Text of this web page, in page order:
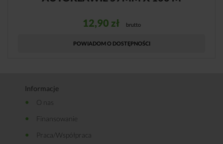
12,90 zł brutto
POWIADOM O DOSTĘPNOŚCI
Informacje
O nas
Finansowanie
Praca/Współpraca